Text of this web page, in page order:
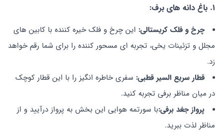
1. باغ دانه های برف:
چرخ و فلک کریستالی: این چرخ و فلک خیره کننده با کابین های
مجلل و تزئینات یخی، تجربه ای مسحور کننده را برای شما رقم خواهد
زد.
قطار سریع السیر قطبی: سفری خاطره انگیز را با این قطار کوچک
در میان مناظر برفی تجربه کنید.
پرواز جغد برفی:با سورتمه هوایی این بخش به پرواز درآیید و از
مناظر لذت ببرید.